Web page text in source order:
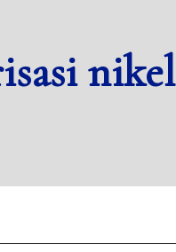
nikel